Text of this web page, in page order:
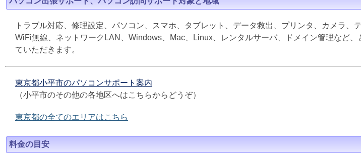
トラブル対応、修理設定、パソコン、スマホ、タブレット、データ救出、プリンタ、カメラ、
WiFi無線、ネットワークLAN、Windows、Mac、Linux、レンタルサーバ、ドメイン管理など
ていただきます。
東京都小平市のパソコンサポート案内
（小平市のその他の各地区へはこちらからどうぞ）
東京都の全てのエリアはこちら
料金の目安